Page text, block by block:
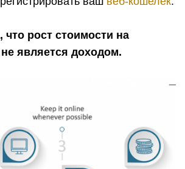
что рост стоимости на
является доходом.